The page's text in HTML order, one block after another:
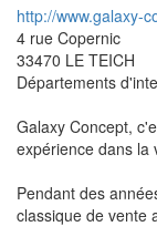
http://www.galaxy-
4 rue Copernic
33470 LE TEICH
Départements
Galaxy Concept,
expérience dans la
Pendant des
classique de vente